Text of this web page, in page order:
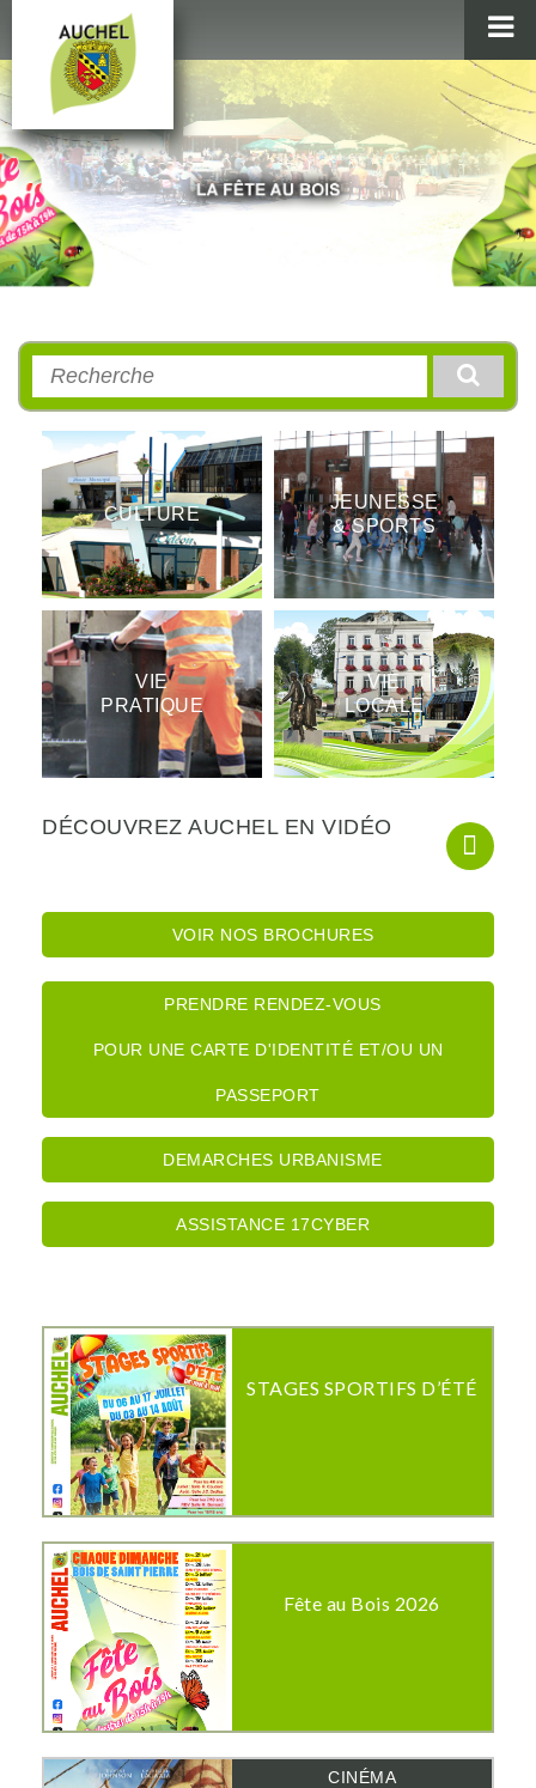
MAIRIE
AU QUOTIDIEN
AGENDA & LOISIRS
AUCHEL EN IMAGES
Rechercher
CULTURE
JEUNESSE
& SPORTS
VIE
PRATIQUE
VIE
LOCALE
DÉCOUVREZ AUCHEL EN VIDÉO
VOIR NOS BROCHURES
PRENDRE RENDEZ-VOUS
POUR UNE CARTE D'IDENTITÉ ET/OU UN
PASSEPORT
DEMARCHES URBANISME
ASSISTANCE 17CYBER
STAGES SPORTIFS D’ÉTÉ
Fête au Bois 2026
CINÉMA